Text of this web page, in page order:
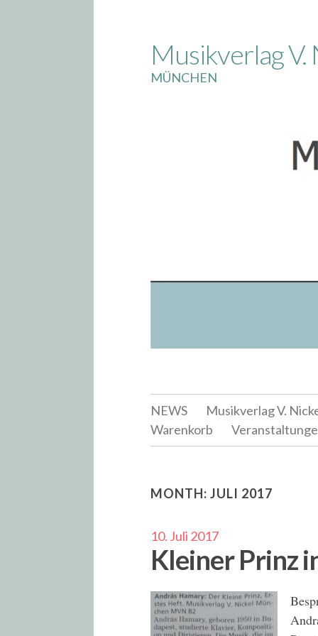
content
Musikverlag V.
MÜNCHEN
NEWS Musikverlag V.
Warenkorb
MONTH: JULI 2017
10. Juli 2017
Kleiner Prinz